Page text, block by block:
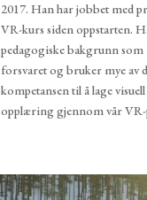
2017. Han har jobbet med
VR-kurs siden oppstarten.
pedagogiske bakgrunn
forsvaret og bruker mye av
kompetansen til å lage
opplæring gjennom vår